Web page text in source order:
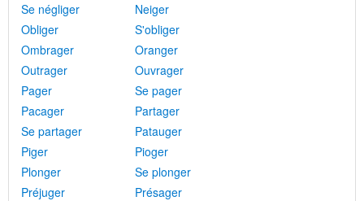
Se négliger
Neiger
Obliger
S'obliger
Ombrager
Oranger
Outrager
Ouvrager
Pager
Se pager
Pacager
Partager
Se partager
Patauger
Piger
Pioger
Plonger
Se plonger
Préjuger
Présager